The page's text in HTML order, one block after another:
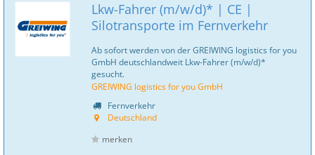
Lkw-Fahrer (m/w/d)* | CE |
Silotransporte im Fernverkehr
Ab sofort werden von der GREIWING logistics for you
GmbH deutschlandweit Lkw-Fahrer (m/w/d)*
gesucht.
GREIWING logistics for you GmbH
Fernverkehr
Deutschland
merken